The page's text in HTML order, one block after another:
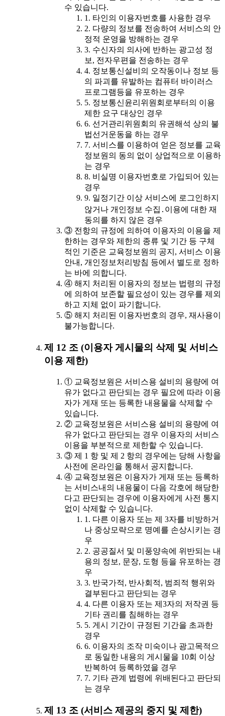
수 있습니다.
1. 타인의 이용자번호를 사용한 경우
2. 다량의 정보를 전송하여 서비스의 안
정적 운영을 방해하는 경우
3. 수신자의 의사에 반하는 광고성 정
보, 전자우편을 전송하는 경우
4. 정보통신설비의 오작동이나 정보 등
의 파괴를 유발하는 컴퓨터 바이러스
프로그램등을 유포하는 경우
5. 정보통신윤리위원회로부터의 이용
제한 요구 대상인 경우
6. 선거관리위원회의 유권해석 상의 불
법선거운동을 하는 경우
7. 서비스를 이용하여 얻은 정보를 교육
정보원의 동의 없이 상업적으로 이용하
는 경우
8. 비실명 이용자번호로 가입되어 있는
경우
9. 일정기간 이상 서비스에 로그인하지
않거나 개인정보 수집․이용에 대한 재
동의를 하지 않은 경우
③ 전항의 규정에 의하여 이용자의 이용을 제
한하는 경우와 제한의 종류 및 기간 등 구체
적인 기준은 교육정보원의 공지, 서비스 이용
안내, 개인정보처리방침 등에서 별도로 정하
는 바에 의합니다.
④ 해지 처리된 이용자의 정보는 법령의 규정
에 의하여 보존할 필요성이 있는 경우를 제외
하고 지체 없이 파기합니다.
⑤ 해지 처리된 이용자번호의 경우, 재사용이
불가능합니다.
제 12 조 (이용자 게시물의 삭제 및 서비스
이용 제한)
① 교육정보원은 서비스용 설비의 용량에 여
유가 없다고 판단되는 경우 필요에 따라 이용
자가 게재 또는 등록한 내용물을 삭제할 수
있습니다.
② 교육정보원은 서비스용 설비의 용량에 여
유가 없다고 판단되는 경우 이용자의 서비스
이용을 부분적으로 제한할 수 있습니다.
③ 제 1 항 및 제 2 항의 경우에는 당해 사항을
사전에 온라인을 통해서 공지합니다.
④ 교육정보원은 이용자가 게재 또는 등록하
는 서비스내의 내용물이 다음 각호에 해당한
다고 판단되는 경우에 이용자에게 사전 통지
없이 삭제할 수 있습니다.
1. 다른 이용자 또는 제 3자를 비방하거
나 중상모략으로 명예를 손상시키는 경
우
2. 공공질서 및 미풍양속에 위반되는 내
용의 정보, 문장, 도형 등을 유포하는 경
우
3. 반국가적, 반사회적, 범죄적 행위와
결부된다고 판단되는 경우
4. 다른 이용자 또는 제3자의 저작권 등
기타 권리를 침해하는 경우
5. 게시 기간이 규정된 기간을 초과한
경우
6. 이용자의 조작 미숙이나 광고목적으
로 동일한 내용의 게시물을 10회 이상
반복하여 등록하였을 경우
7. 기타 관계 법령에 위배된다고 판단되
는 경우
제 13 조 (서비스 제공의 중지 및 제한)